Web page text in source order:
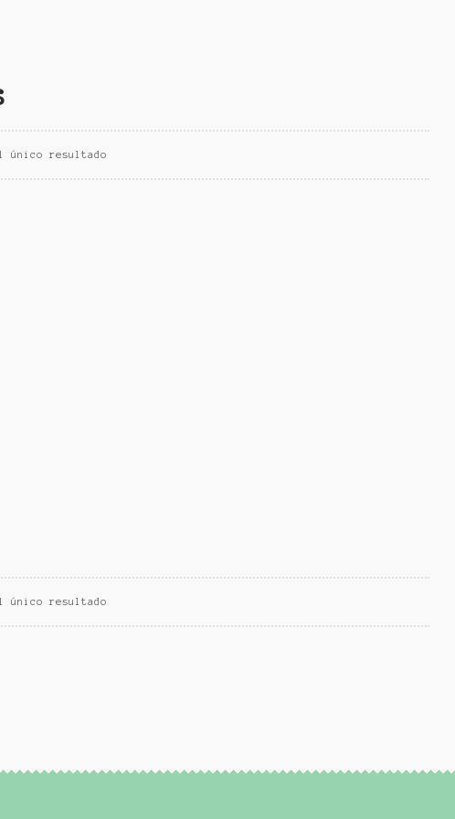
único resultado
único resultado